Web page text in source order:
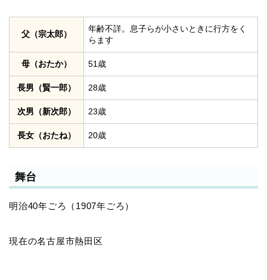
父（宗太郎）
年齢不詳。息子らが小さいときに行方をく
らます
母（おたか） 51歳
長男（賢一郎） 28歳
次男（新次郎） 23歳
長女（おたね） 20歳
舞台
明治40年ごろ（1907年ごろ）
現在の名古屋市熱田区